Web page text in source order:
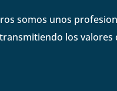
somos unos
los